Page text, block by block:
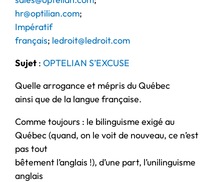
hr@optilian.com;
Impératif
français; ledroit@ledroit.com
Sujet : OPTELIAN S’EXCUSE
Quelle arrogance et mépris du Québec
ainsi que de la langue française.
Comme toujours : le bilinguisme exigé au
Québec (quand, on le voit de nouveau, ce n’est
pas tout
bêtement l’anglais !), d’une part, l’unilinguisme
anglais